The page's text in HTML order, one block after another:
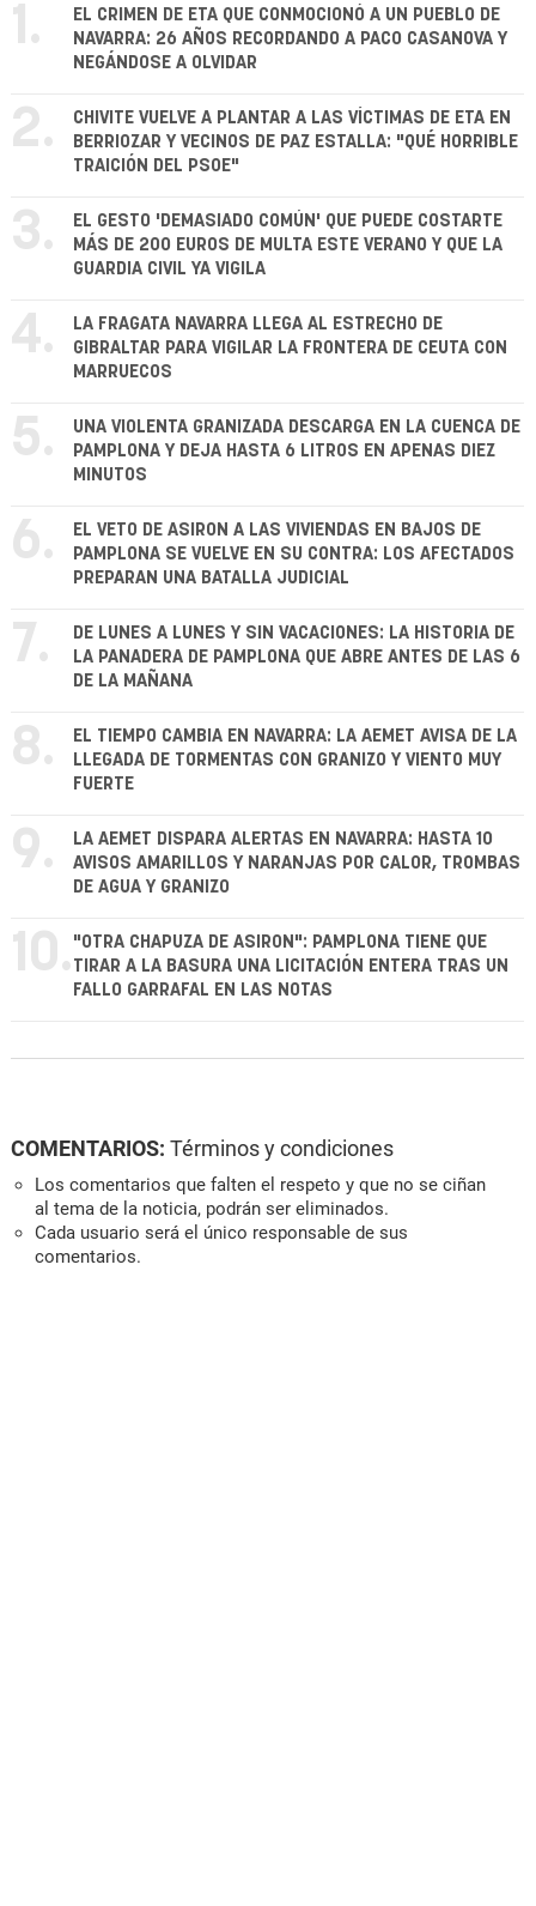
1.
EL CRIMEN DE ETA QUE CONMOCIONÓ A UN PUEBLO DE
NAVARRA: 26 AÑOS RECORDANDO A PACO CASANOVA Y
NEGÁNDOSE A OLVIDAR
2.
CHIVITE VUELVE A PLANTAR A LAS VÍCTIMAS DE ETA EN
BERRIOZAR Y VECINOS DE PAZ ESTALLA: "QUÉ HORRIBLE
TRAICIÓN DEL PSOE"
3.
EL GESTO 'DEMASIADO COMÚN' QUE PUEDE COSTARTE
MÁS DE 200 EUROS DE MULTA ESTE VERANO Y QUE LA
GUARDIA CIVIL YA VIGILA
4.
LA FRAGATA NAVARRA LLEGA AL ESTRECHO DE
GIBRALTAR PARA VIGILAR LA FRONTERA DE CEUTA CON
MARRUECOS
5.
UNA VIOLENTA GRANIZADA DESCARGA EN LA CUENCA DE
PAMPLONA Y DEJA HASTA 6 LITROS EN APENAS DIEZ
MINUTOS
6.
EL VETO DE ASIRON A LAS VIVIENDAS EN BAJOS DE
PAMPLONA SE VUELVE EN SU CONTRA: LOS AFECTADOS
PREPARAN UNA BATALLA JUDICIAL
7.
DE LUNES A LUNES Y SIN VACACIONES: LA HISTORIA DE
LA PANADERA DE PAMPLONA QUE ABRE ANTES DE LAS 6
DE LA MAÑANA
8.
EL TIEMPO CAMBIA EN NAVARRA: LA AEMET AVISA DE LA
LLEGADA DE TORMENTAS CON GRANIZO Y VIENTO MUY
FUERTE
9.
LA AEMET DISPARA ALERTAS EN NAVARRA: HASTA 10
AVISOS AMARILLOS Y NARANJAS POR CALOR, TROMBAS
DE AGUA Y GRANIZO
10. "OTRA CHAPUZA DE ASIRON": PAMPLONA TIENE QUE
TIRAR A LA BASURA UNA LICITACIÓN ENTERA TRAS UN
FALLO GARRAFAL EN LAS NOTAS
COMENTARIOS: Términos y condiciones
Los comentarios que falten el respeto y que no se ciñan
al tema de la noticia, podrán ser eliminados.
Cada usuario será el único responsable de sus
comentarios.